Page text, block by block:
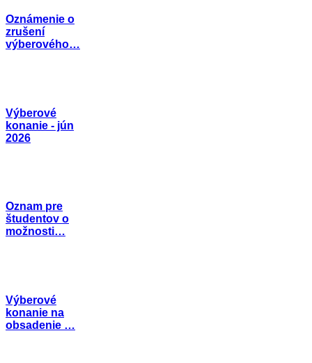
Oznámenie o
zrušení
výberového…
Výberové
konanie - jún
2026
Oznam pre
študentov o
možnosti…
Výberové
konanie na
obsadenie …